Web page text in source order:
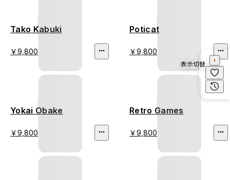
Tako Kabuki
￥9,800
Poticat
￥9,800
Yokai Obake
￥9,800
Retro Games
￥9,800
表示切替